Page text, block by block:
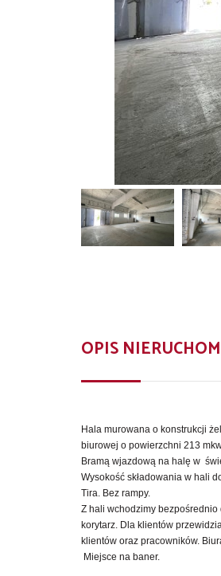
OPIS
Hala murowana o konstrukcji
biurowej o powierzchni 213
Bramą wjazdową na halę w
Wysokość składowania w hali
Tira. Bez rampy.
Z hali wchodzimy bezpośrednio
korytarz. Dla klientów
klientów oraz pracowników.
Miejsce na baner.